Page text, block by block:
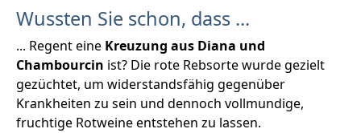
Wussten Sie schon, dass ...
... Regent eine Kreuzung aus Diana und
Chambourcin ist? Die rote Rebsorte wurde gezielt
gezüchtet, um widerstandsfähig gegenüber
Krankheiten zu sein und dennoch vollmundige,
fruchtige Rotweine entstehen zu lassen.